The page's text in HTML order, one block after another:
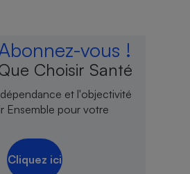
vous !
Choisir Santé
et l'objectivité
Ensemble pour votre
Cliquez ici